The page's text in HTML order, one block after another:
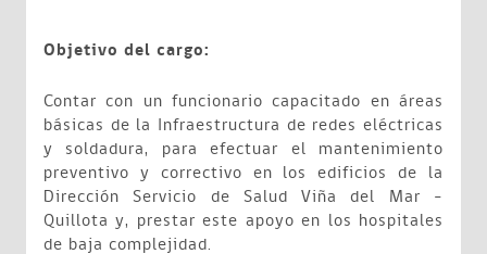
Objetivo del cargo:
Contar con un funcionario capacitado en áreas
básicas de la Infraestructura de redes eléctricas
y soldadura, para efectuar el mantenimiento
preventivo y correctivo en los edificios de la
Dirección Servicio de Salud Viña del Mar –
Quillota y, prestar este apoyo en los hospitales
de baja complejidad.